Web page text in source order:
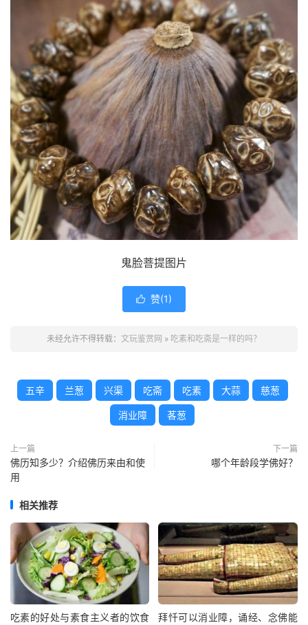
鬼脸菩提图片
 赞(1)
未经允许不得转载： 文玩鉴赏网 » 吃素和吃斋是一样的吗？
五辛 兰葱 兴渠 吃斋 吃素 大蒜 慈葱
消业障 茖葱
上一篇
佛历知多少？介绍佛历来由和使
用
下一篇
哪个年龄段学佛好？
相关推荐
吃素的好处与素食主义者的饮食
拜忏可以消业障，诵经、念佛能